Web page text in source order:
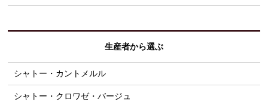
生産者から選ぶ
シャトー・カントメルル
シャトー・クロワゼ・バージュ